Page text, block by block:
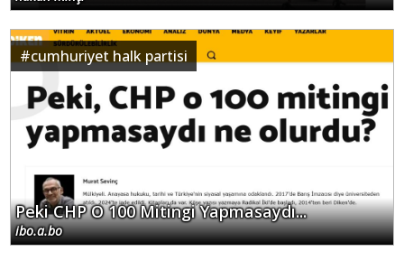
#cumhuriyet halk partisi
Peki CHP O 100 Mitingi Yapmasaydı...
ibo.a.bo